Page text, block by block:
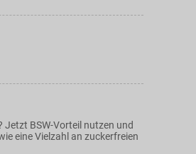
Jetzt BSW-Vorteil nutzen und
eine Vielzahl an zuckerfreien